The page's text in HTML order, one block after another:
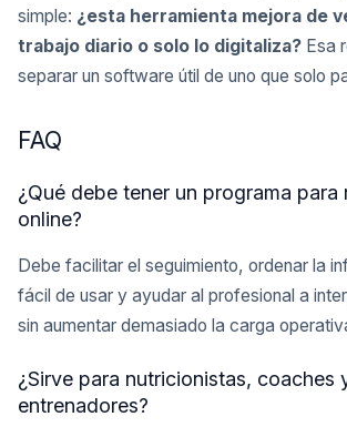
simple: ¿esta herramienta mejora de
trabajo diario o solo lo digitaliza? Esa
separar un software útil de uno que solo
FAQ
¿Qué debe tener un programa para
online?
Debe facilitar el seguimiento, ordenar la
fácil de usar y ayudar al profesional a
sin aumentar demasiado la carga
¿Sirve para nutricionistas, coaches
entrenadores?